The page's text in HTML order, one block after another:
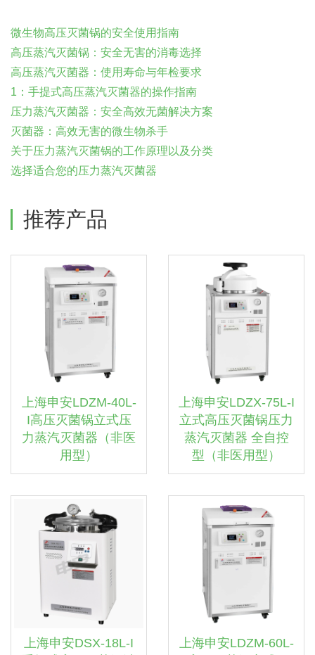
微生物高压灭菌锅的安全使用指南
高压蒸汽灭菌锅：安全无害的消毒选择
高压蒸汽灭菌器：使用寿命与年检要求
1：手提式高压蒸汽灭菌器的操作指南
压力蒸汽灭菌器：安全高效无菌解决方案
灭菌器：高效无害的微生物杀手
关于压力蒸汽灭菌锅的工作原理以及分类
选择适合您的压力蒸汽灭菌器
推荐产品
上海申安LDZM-40L-
I高压灭菌锅立式压
力蒸汽灭菌器（非医
用型）
上海申安LDZX-75L-I
立式高压灭菌锅压力
蒸汽灭菌器 全自控
型（非医用型）
上海申安DSX-18L-I
上海申安LDZM-60L-